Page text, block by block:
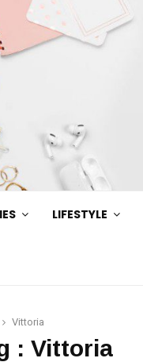
LIFESTYLE
Vittoria
: Vittoria